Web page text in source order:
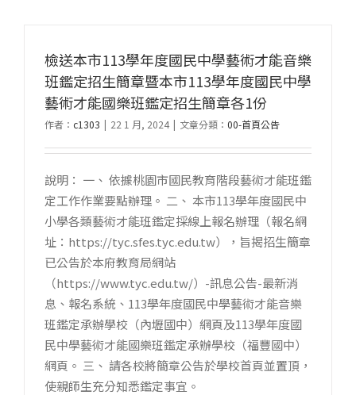
檢送本市113學年度國民中學藝術才能音樂
班鑑定招生簡章暨本市113學年度國民中學
藝術才能國樂班鑑定招生簡章各1份
作者： c1303 | 22 1 月, 2024 | 文章分類： 00-首頁公告
說明： 一、 依據桃園市國民教育階段藝術才能班鑑
定工作作業要點辦理。 二、 本市113學年度國民中
小學各類藝術才能班鑑定採線上報名辦理（報名網
址：https://tyc.sfes.tyc.edu.tw），旨揭招生簡章
已公告於本府教育局網站
（https://www.tyc.edu.tw/）-訊息公告-最新消
息、報名系統、113學年度國民中學藝術才能音樂
班鑑定承辦學校（內壢國中）網頁及113學年度國
民中學藝術才能國樂班鑑定承辦學校（福豐國中）
網頁。 三、 請各校將簡章公告於學校首頁並置頂，
使親師生充分知悉鑑定事宜。